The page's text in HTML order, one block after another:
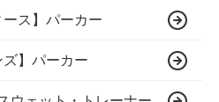
ース】パーカー
ズ】パーカー